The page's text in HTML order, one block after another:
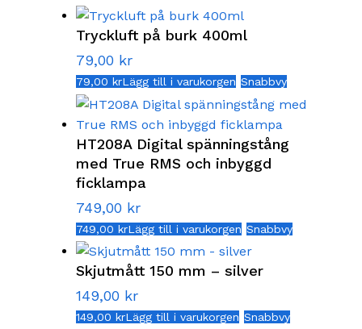
Tryckluft på burk 400ml
79,00 kr
79,00 krLägg till i varukorgen Snabbvy
HT208A Digital spänningstång
med True RMS och inbyggd
ficklampa
749,00 kr
749,00 krLägg till i varukorgen Snabbvy
Skjutmått 150 mm – silver
149,00 kr
149,00 krLägg till i varukorgen Snabbvy